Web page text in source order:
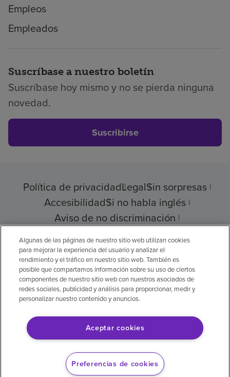
Empleos
Empleados
Suscríbase a nuestro boletín
Suscríbase hoy mismo y no se pierda ninguna
novedad.
Suscribirse
Política de privacidadLegalSin sorpresas
AccesibilidadSi no habla inglés
Aviso de no discriminación
Cumplimiento de los proveedores
© 2026 Encompass Health Corporation
Preferencias de cookies
Aviso legal: Se tradujo con la ayuda de
inteligencia artificial (IA). La versión en inglés
es la versión oficial.
Algunas de las páginas de nuestro sitio web utilizan cookies
para mejorar la experiencia del usuario y analizar el
rendimiento y el tráfico en nuestro sitio web. También es
posible que compartamos información sobre su uso de ciertos
componentes de nuestro sitio web con nuestros asociados de
redes sociales, publicidad y análisis para proporcionar, medir y
personalizar nuestro contenido y anuncios.
Aceptar cookies
Preferencias de cookies